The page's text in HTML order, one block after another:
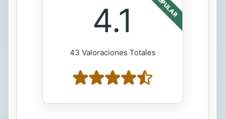
POPULAR
4.1
43 Valoraciones Totales